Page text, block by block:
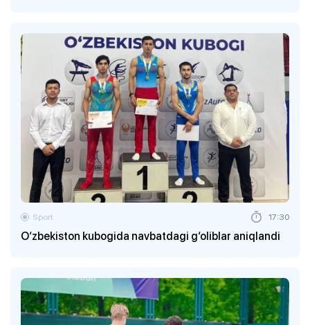
O‘zbekiston kubogida navbatdagi g‘oliblar aniqlandi
Sport 17:30